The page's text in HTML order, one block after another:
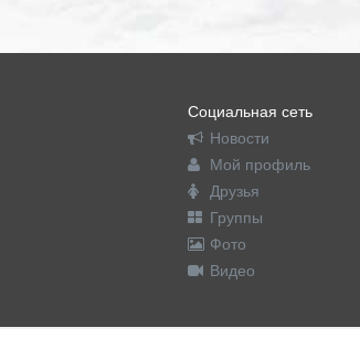
Социальная сеть
Новости
Мой профиль
Друзья
Группы
Фото
Видео